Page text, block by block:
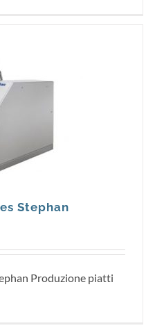
Stephan
Produzione piatti